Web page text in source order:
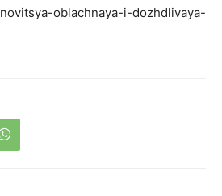
oblachnaya-i-dozhdlivaya-